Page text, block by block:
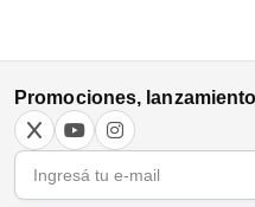
Promociones,